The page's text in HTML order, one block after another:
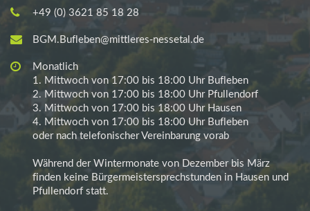
+49 (0) 3621 85 18 28
BGM.Bufleben@mittleres-nessetal.de
Monatlich
1. Mittwoch von 17:00 bis 18:00 Uhr Bufleben
2. Mittwoch von 17:00 bis 18:00 Uhr Pfullendorf
3. Mittwoch von 17:00 bis 18:00 Uhr Hausen
4. Mittwoch von 17:00 bis 18:00 Uhr Bufleben
oder nach telefonischer Vereinbarung vorab
Während der Wintermonate von Dezember bis März
finden keine Bürgermeistersprechstunden in Hausen und
Pfullendorf statt.